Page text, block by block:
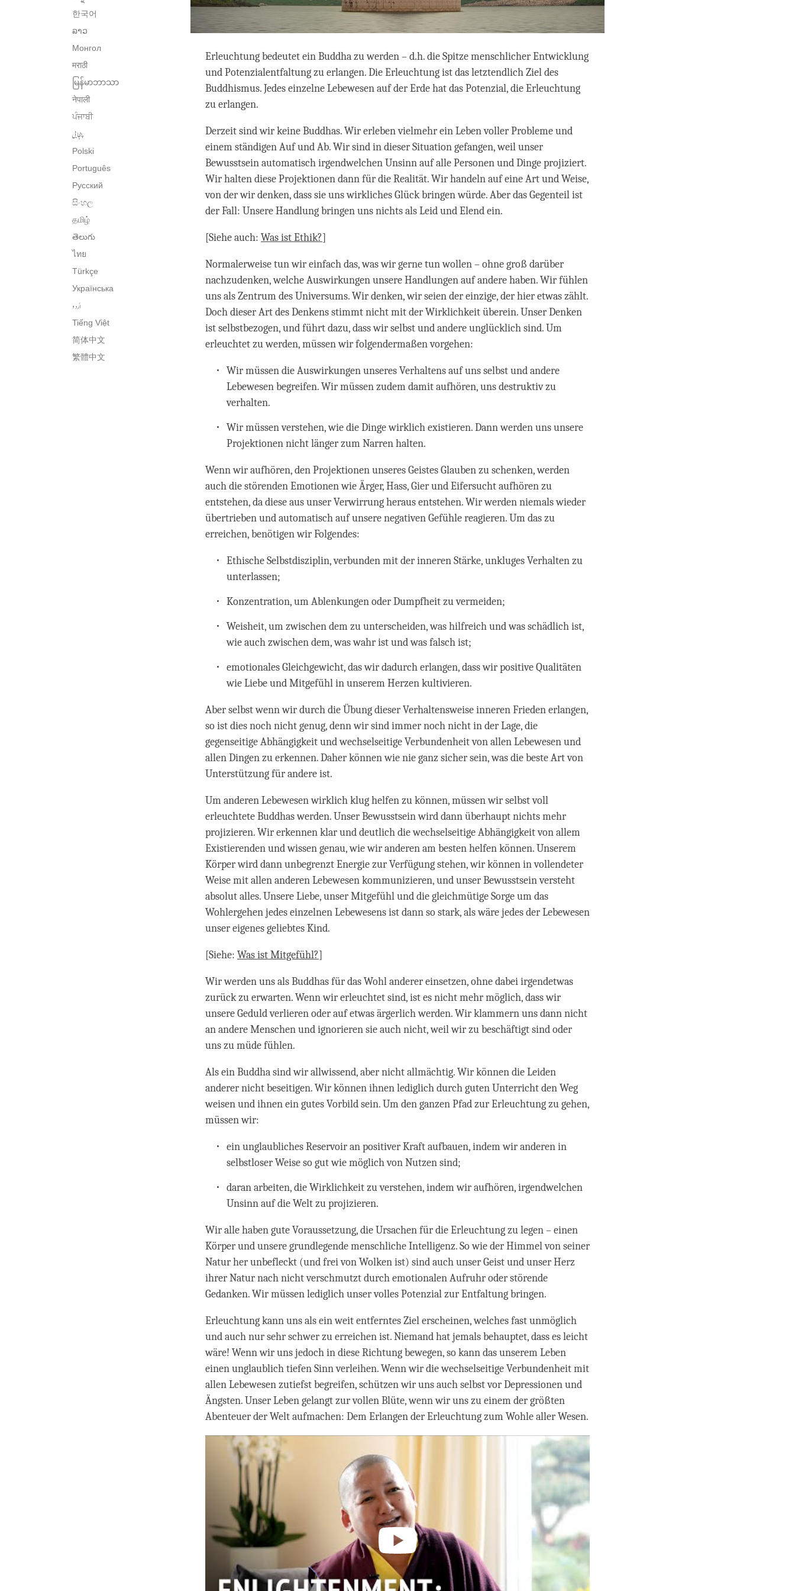
한국어
ລາວ
Монгол
मराठी
မြန်မာဘာသာ
नेपाली
ਪੰਜਾਬੀ
پنجابی
Polski
Português
Русский
සිංහල
தமிழ்
తెలుగు
ไทย
Türkçe
Українська
اُردو
Tiếng Việt
简体中文
繁體中文
Erleuchtung bedeutet ein Buddha zu werden – d.h. die Spitze menschlicher Entwicklung
und Potenzialentfaltung zu erlangen. Die Erleuchtung ist das letztendlich Ziel des
Buddhismus. Jedes einzelne Lebewesen auf der Erde hat das Potenzial, die Erleuchtung
zu erlangen.
Derzeit sind wir keine Buddhas. Wir erleben vielmehr ein Leben voller Probleme und
einem ständigen Auf und Ab. Wir sind in dieser Situation gefangen, weil unser
Bewusstsein automatisch irgendwelchen Unsinn auf alle Personen und Dinge projiziert.
Wir halten diese Projektionen dann für die Realität. Wir handeln auf eine Art und Weise,
von der wir denken, dass sie uns wirkliches Glück bringen würde. Aber das Gegenteil ist
der Fall: Unsere Handlung bringen uns nichts als Leid und Elend ein.
[Siehe auch: Was ist Ethik?]
Normalerweise tun wir einfach das, was wir gerne tun wollen – ohne groß darüber
nachzudenken, welche Auswirkungen unsere Handlungen auf andere haben. Wir fühlen
uns als Zentrum des Universums. Wir denken, wir seien der einzige, der hier etwas zählt.
Doch dieser Art des Denkens stimmt nicht mit der Wirklichkeit überein. Unser Denken
ist selbstbezogen, und führt dazu, dass wir selbst und andere unglücklich sind. Um
erleuchtet zu werden, müssen wir folgendermaßen vorgehen:
Wir müssen die Auswirkungen unseres Verhaltens auf uns selbst und andere
Lebewesen begreifen. Wir müssen zudem damit aufhören, uns destruktiv zu
verhalten.
Wir müssen verstehen, wie die Dinge wirklich existieren. Dann werden uns unsere
Projektionen nicht länger zum Narren halten.
Wenn wir aufhören, den Projektionen unseres Geistes Glauben zu schenken, werden
auch die störenden Emotionen wie Ärger, Hass, Gier und Eifersucht aufhören zu
entstehen, da diese aus unser Verwirrung heraus entstehen. Wir werden niemals wieder
übertrieben und automatisch auf unsere negativen Gefühle reagieren. Um das zu
erreichen, benötigen wir Folgendes:
Ethische Selbstdisziplin, verbunden mit der inneren Stärke, unkluges Verhalten zu
unterlassen;
Konzentration, um Ablenkungen oder Dumpfheit zu vermeiden;
Weisheit, um zwischen dem zu unterscheiden, was hilfreich und was schädlich ist,
wie auch zwischen dem, was wahr ist und was falsch ist;
emotionales Gleichgewicht, das wir dadurch erlangen, dass wir positive Qualitäten
wie Liebe und Mitgefühl in unserem Herzen kultivieren.
Aber selbst wenn wir durch die Übung dieser Verhaltensweise inneren Frieden erlangen,
so ist dies noch nicht genug, denn wir sind immer noch nicht in der Lage, die
gegenseitige Abhängigkeit und wechselseitige Verbundenheit von allen Lebewesen und
allen Dingen zu erkennen. Daher können wie nie ganz sicher sein, was die beste Art von
Unterstützung für andere ist.
Um anderen Lebewesen wirklich klug helfen zu können, müssen wir selbst voll
erleuchtete Buddhas werden. Unser Bewusstsein wird dann überhaupt nichts mehr
projizieren. Wir erkennen klar und deutlich die wechselseitige Abhängigkeit von allem
Existierenden und wissen genau, wie wir anderen am besten helfen können. Unserem
Körper wird dann unbegrenzt Energie zur Verfügung stehen, wir können in vollendeter
Weise mit allen anderen Lebewesen kommunizieren, und unser Bewusstsein versteht
absolut alles. Unsere Liebe, unser Mitgefühl und die gleichmütige Sorge um das
Wohlergehen jedes einzelnen Lebewesens ist dann so stark, als wäre jedes der Lebewesen
unser eigenes geliebtes Kind.
[Siehe: Was ist Mitgefühl?]
Wir werden uns als Buddhas für das Wohl anderer einsetzen, ohne dabei irgendetwas
zurück zu erwarten. Wenn wir erleuchtet sind, ist es nicht mehr möglich, dass wir
unsere Geduld verlieren oder auf etwas ärgerlich werden. Wir klammern uns dann nicht
an andere Menschen und ignorieren sie auch nicht, weil wir zu beschäftigt sind oder
uns zu müde fühlen.
Als ein Buddha sind wir allwissend, aber nicht allmächtig. Wir können die Leiden
anderer nicht beseitigen. Wir können ihnen lediglich durch guten Unterricht den Weg
weisen und ihnen ein gutes Vorbild sein. Um den ganzen Pfad zur Erleuchtung zu gehen,
müssen wir:
ein unglaubliches Reservoir an positiver Kraft aufbauen, indem wir anderen in
selbstloser Weise so gut wie möglich von Nutzen sind;
daran arbeiten, die Wirklichkeit zu verstehen, indem wir aufhören, irgendwelchen
Unsinn auf die Welt zu projizieren.
Wir alle haben gute Voraussetzung, die Ursachen für die Erleuchtung zu legen – einen
Körper und unsere grundlegende menschliche Intelligenz. So wie der Himmel von seiner
Natur her unbefleckt (und frei von Wolken ist) sind auch unser Geist und unser Herz
ihrer Natur nach nicht verschmutzt durch emotionalen Aufruhr oder störende
Gedanken. Wir müssen lediglich unser volles Potenzial zur Entfaltung bringen.
Erleuchtung kann uns als ein weit entferntes Ziel erscheinen, welches fast unmöglich
und auch nur sehr schwer zu erreichen ist. Niemand hat jemals behauptet, dass es leicht
wäre! Wenn wir uns jedoch in diese Richtung bewegen, so kann das unserem Leben
einen unglaublich tiefen Sinn verleihen. Wenn wir die wechselseitige Verbundenheit mit
allen Lebewesen zutiefst begreifen, schützen wir uns auch selbst vor Depressionen und
Ängsten. Unser Leben gelangt zur vollen Blüte, wenn wir uns zu einem der größten
Abenteuer der Welt aufmachen: Dem Erlangen der Erleuchtung zum Wohle aller Wesen.